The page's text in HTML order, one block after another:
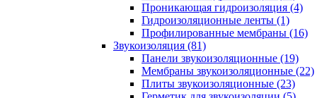
Проникающая гидроизоляция (4)
Гидроизоляционные ленты (1)
Профилированные мембраны (16)
Звукоизоляция (81)
Панели звукоизоляционные (19)
Мембраны звукоизоляционные (22)
Плиты звукоизоляционные (23)